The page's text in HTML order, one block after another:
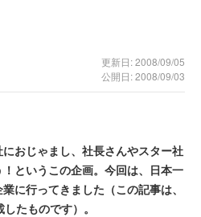
更新日: 2008/09/05
公開日: 2008/09/03
おじゃまし、社長さんやスター社
というこの企画。今回は、日本一
に行ってきました（この記事は、
たものです）。